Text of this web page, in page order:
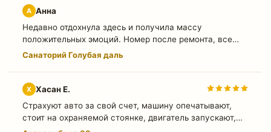
А Анна
Недавно отдохнула здесь и получила массу
положительных эмоций. Номер после ремонта, все
чистое, мебель новая. В ванной идеальный порядок. В
приветливые, убираются каждый день. Постельное
два раза меняли за время моего пребывания. Вода
Столовая работает отлично. Блюда красиво
оформлены и очень вкусные. Фрукты подают
Санаторий Голубая даль
Х Хасан Е.
Страхуют авто за свой счет, машину опечатывают,
стоит на охраняемой стоянке, двигатель запускают,
все отлично, проведовать машину пожалуйста,